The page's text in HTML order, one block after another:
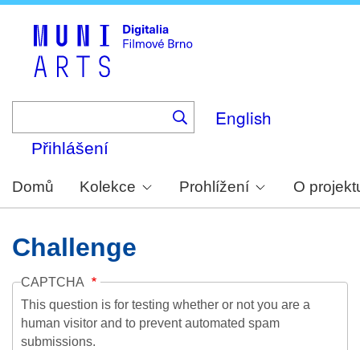
English
Přihlášení
Domů Kolekce Prohlížení O
Challenge
CAPTCHA
This question is for testing whether or not you are a
human visitor and to prevent automated spam
submissions.